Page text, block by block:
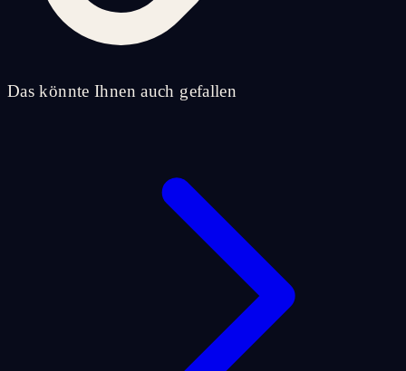
Das könnte Ihnen auch gefallen